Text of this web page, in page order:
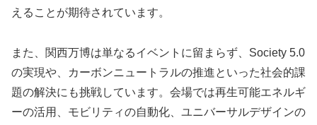
えることが期待されています。
また、関西万博は単なるイベントに留まらず、Society 5.0
の実現や、カーボンニュートラルの推進といった社会的課
題の解決にも挑戦しています。会場では再生可能エネルギ
ーの活用、モビリティの自動化、ユニバーサルデザインの